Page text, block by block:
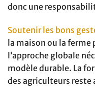
donc une
Soutenir les bons
la maison ou la ferme
l’approche globale
modèle durable. La
des agriculteurs reste